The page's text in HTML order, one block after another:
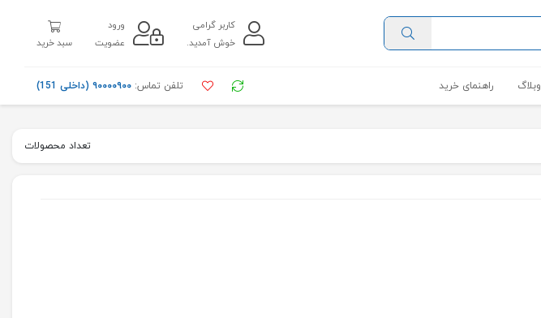
کاربر گرامی
خوش آمدید.
ورود
عضویت
سبد خرید
وبلاگ راهنمای خرید تلفن تماس: ۹۰۰۰۰۹۰۰ (داخلی 151)
تعداد محصولات